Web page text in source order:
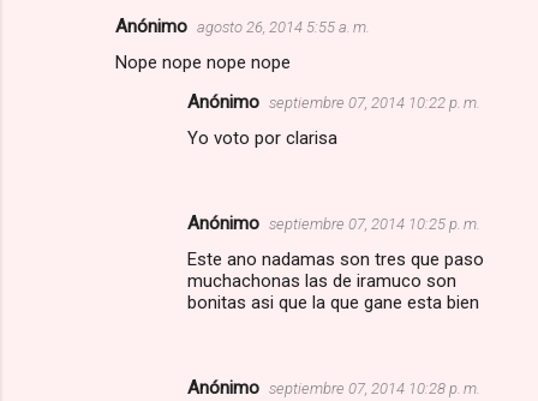
Anónimo agosto 26, 2014 5:55 a. m.
Nope nope nope nope
Anónimo septiembre 07, 2014 10:22 p. m.
Yo voto por clarisa
Anónimo septiembre 07, 2014 10:25 p. m.
Este ano nadamas son tres que paso
muchachonas las de iramuco son
bonitas asi que la que gane esta bien
Anónimo septiembre 07, 2014 10:28 p. m.